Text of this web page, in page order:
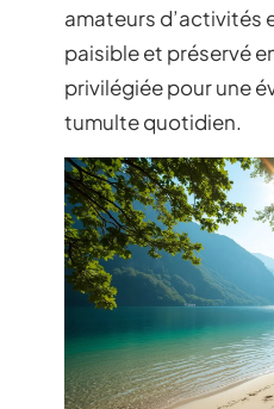
amateurs d’activités
paisible et préservé
privilégiée pour une
tumulte quotidien.